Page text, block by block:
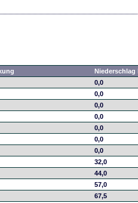
0,0
0,0
0,0
0,0
0,0
0,0
0,0
32,0
44,0
57,0
67,5